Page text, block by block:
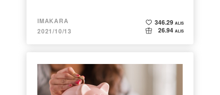
IMAKARA
2021/10/13
346.29 ALIS
26.94 ALIS